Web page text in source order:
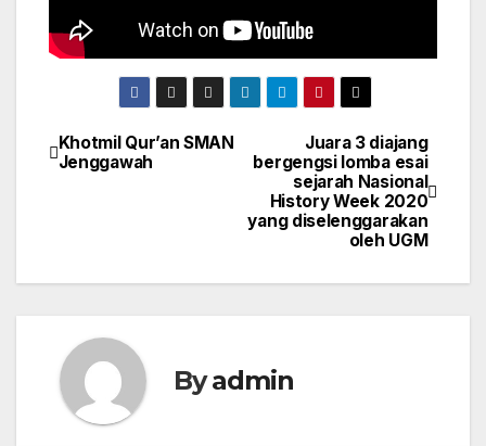
Navigasi
Juara 3 diajang
bergengsi lomba esai
sejarah Nasional
History Week 2020
yang diselenggarakan
oleh UGM
Khotmil Qur’an SMAN
Jenggawah
Byadmin